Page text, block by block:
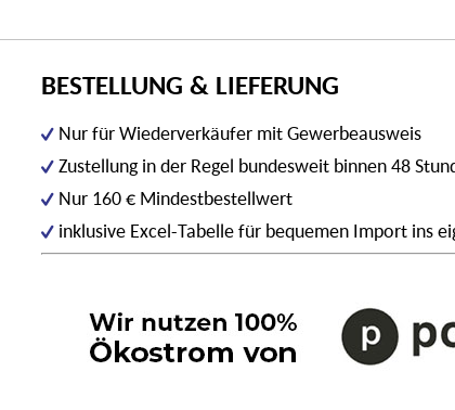
BESTELLUNG & LIEFERUNG
Nur für Wiederverkäufer mit Gewerbeausweis
Zustellung in der Regel bundesweit binnen 48
Nur 160 € Mindestbestellwert
inklusive Excel-Tabelle für bequemen Import ins